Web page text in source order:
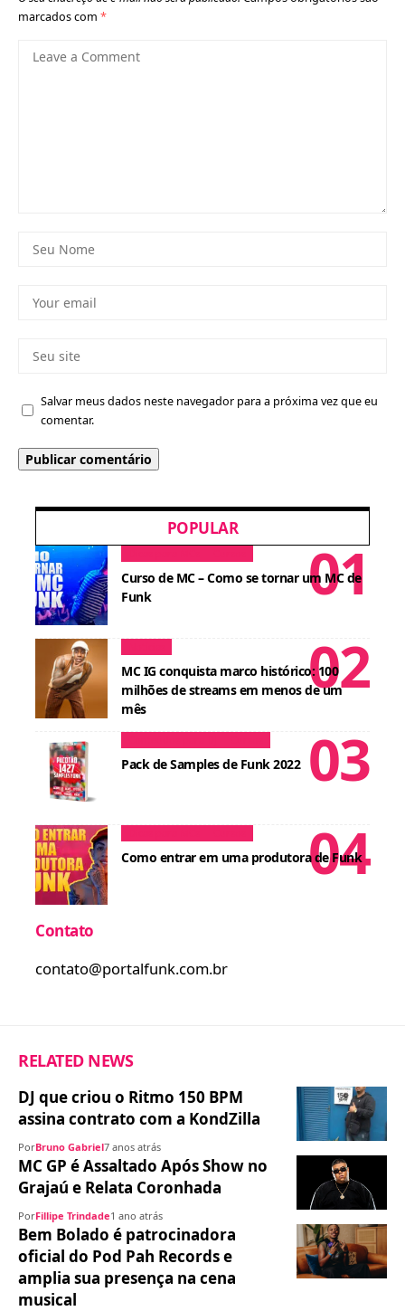
marcados com *
Salvar meus dados neste navegador para a próxima vez que eu
comentar.
POPULAR
Curso de MC – Como se tornar um MC de
Funk
MC IG conquista marco histórico: 100
milhões de streams em menos de um
mês
Pack de Samples de Funk 2022
Como entrar em uma produtora de Funk
Contato
contato@portalfunk.com.br
RELATED NEWS
DJ que criou o Ritmo 150 BPM
assina contrato com a KondZilla
PorBruno Gabriel7 anos atrás
MC GP é Assaltado Após Show no
Grajaú e Relata Coronhada
PorFillipe Trindade1 ano atrás
Bem Bolado é patrocinadora
oficial do Pod Pah Records e
amplia sua presença na cena
musical